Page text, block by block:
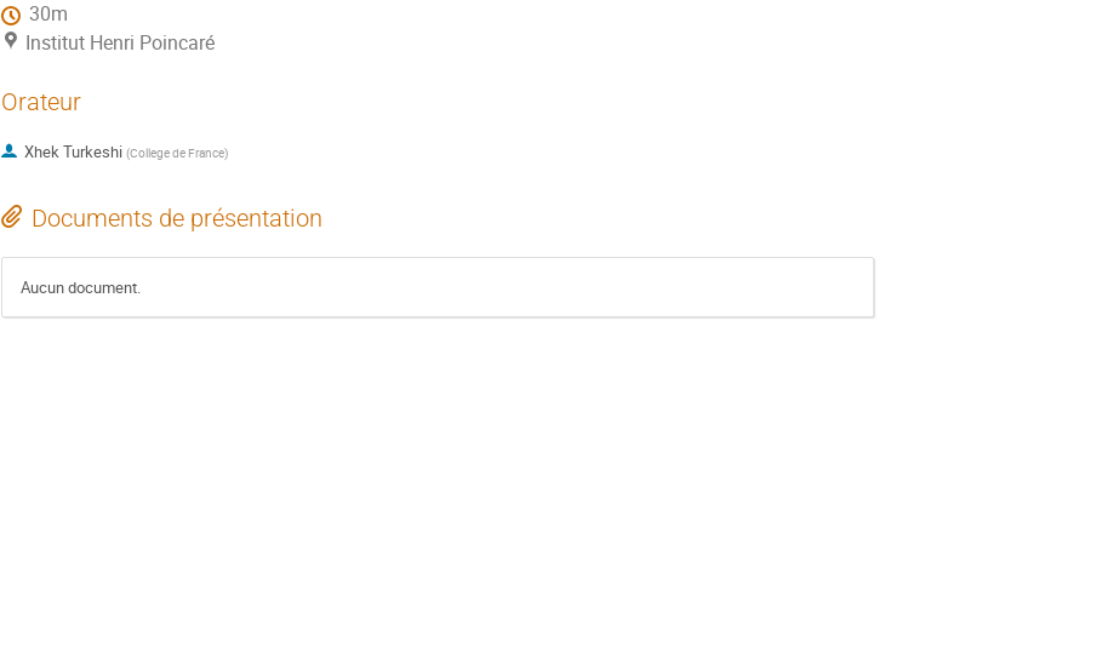
30m
Institut Henri Poincaré
Orateur
Xhek Turkeshi (College de France)
Documents de présentation
Aucun document.